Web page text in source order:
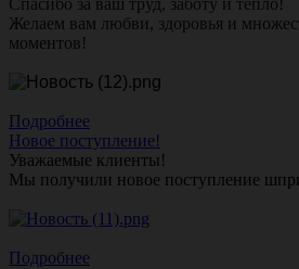
Спасибо за ваш труд, заботу и тепло!
Желаем вам любви, здоровья и
моментов!
Подробнее
Новое поступление!
Уважаемые клиенты!
Мы получили новое поступление
Подробнее